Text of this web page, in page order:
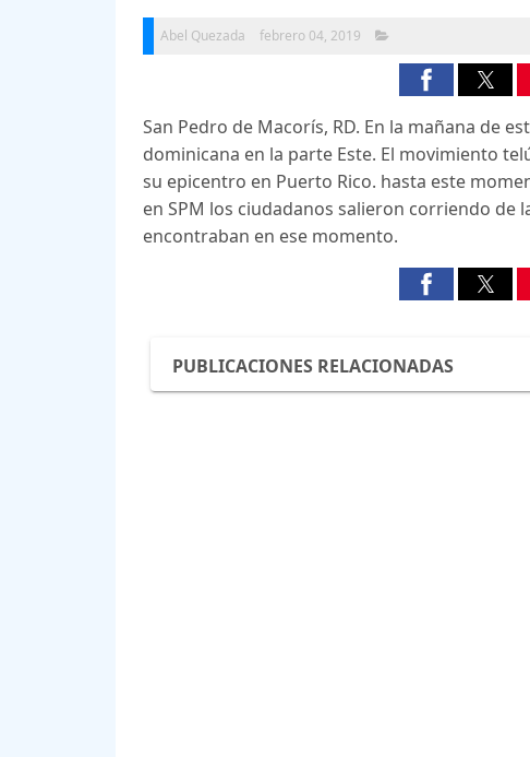
Abel Quezada febrero 04, 2019
San Pedro de Macorís, RD. En la mañana de
dominicana en la parte Este. El movimiento
su epicentro en Puerto Rico. hasta este
en SPM los ciudadanos salieron corriendo de
encontraban en ese momento.
PUBLICACIONES RELACIONADAS